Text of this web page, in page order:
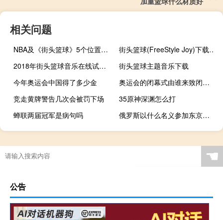
相关问题
NBA及《街头篮球》5个位置的详细介绍
街头篮球(FreeStyle Joy)下载(电脑、安卓和IOS所有版本)
2018年街头篮球音乐在线试听及下载
街头篮球主题音乐下载
今年奥运会中国得了多少金
奥运会的闭幕式由谁来致闭幕词
竞走黄牌警告几次会被罚下场
35原神深渊怎么打
蝉联两届冠军是病句吗
俄罗斯以什么名义参加东京奥运会
全运会得第一能进国家队吗
奥运会乒乓球为啥中国队对打
实况足球抽到的球员怎么上场
什么软件看奥运会直播 ☚
公告